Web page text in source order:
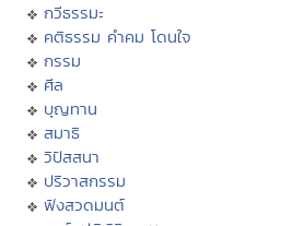
กวีธรรมะ
คติธรรม คำคม โดนใจ
กรรม
ศีล
บุญทาน
สมาธิ
วิปัสสนา
ปริวาสกรรม
ฟังสวดมนต์